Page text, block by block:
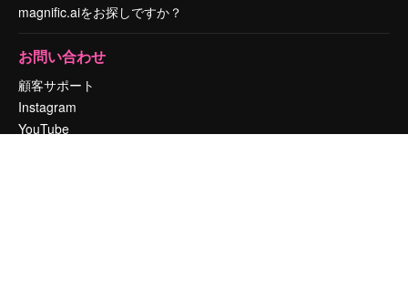
magnific.aiをお探しですか？
お問い合わせ
顧客サポート
Instagram
YouTube